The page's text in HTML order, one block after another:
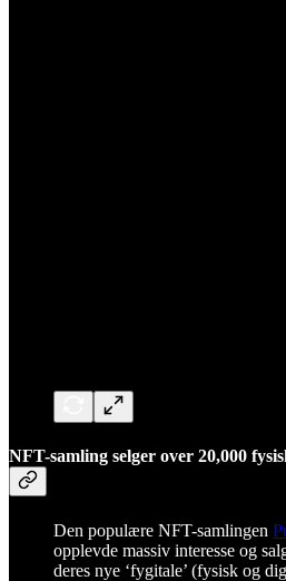
NFT-samling selger over 20,000
Den populære NFT-samlingen
opplevde massiv interesse og
deres nye ‘fygitale’ (fysisk og